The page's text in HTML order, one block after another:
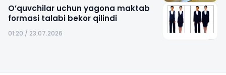
O’quvchilar uchun yagona maktab
formasi talabi bekor qilindi
01:20 / 23.07.2026